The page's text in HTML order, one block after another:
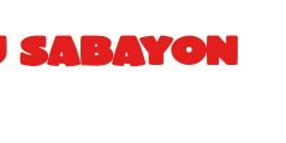
SABAYON